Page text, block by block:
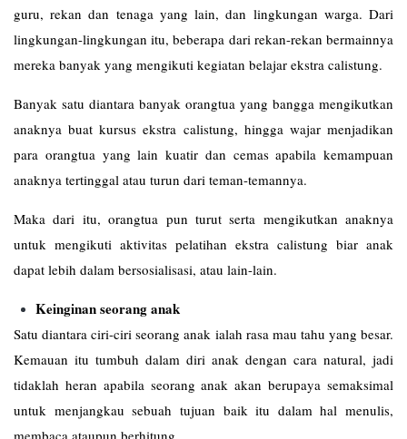
guru, rekan dan tenaga yang lain, dan lingkungan warga. Dari
lingkungan-lingkungan itu, beberapa dari rekan-rekan bermainnya
mereka banyak yang mengikuti kegiatan belajar ekstra calistung.
Banyak satu diantara banyak orangtua yang bangga mengikutkan
anaknya buat kursus ekstra calistung, hingga wajar menjadikan
para orangtua yang lain kuatir dan cemas apabila kemampuan
anaknya tertinggal atau turun dari teman-temannya.
Maka dari itu, orangtua pun turut serta mengikutkan anaknya
untuk mengikuti aktivitas pelatihan ekstra calistung biar anak
dapat lebih dalam bersosialisasi, atau lain-lain.
Keinginan seorang anak
Satu diantara ciri-ciri seorang anak ialah rasa mau tahu yang besar.
Kemauan itu tumbuh dalam diri anak dengan cara natural, jadi
tidaklah heran apabila seorang anak akan berupaya semaksimal
untuk menjangkau sebuah tujuan baik itu dalam hal menulis,
membaca ataupun berhitung.